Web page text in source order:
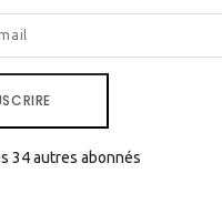
34 autres abonnés